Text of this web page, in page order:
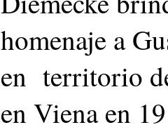
homenaje a
en territorio
en Viena en